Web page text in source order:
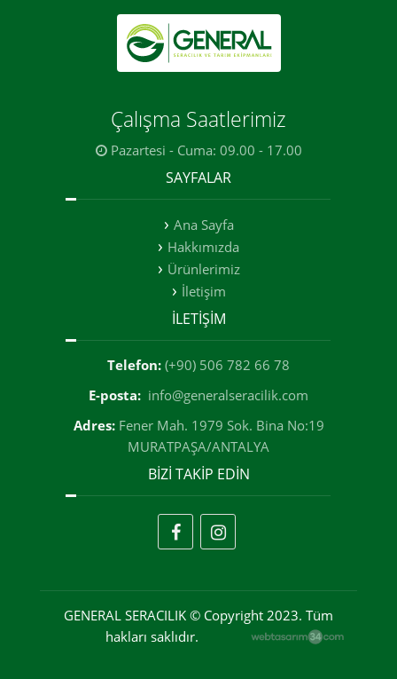
Çalışma Saatlerimiz
Pazartesi - Cuma: 09.00 - 17.00
SAYFALAR
Ana Sayfa
Hakkımızda
Ürünlerimiz
İletişim
İLETİŞİM
Telefon: (+90) 506 782 66 78
E-posta: info@generalseracilik.com
Adres:Fener Mah. 1979 Sok. Bina No:19
MURATPAŞA/ANTALYA
BİZİ TAKİP EDİN
GENERAL SERACILIK © Copyright 2023. Tüm
hakları saklıdır.